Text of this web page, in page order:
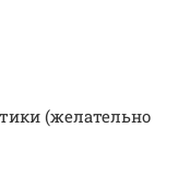
(желательно